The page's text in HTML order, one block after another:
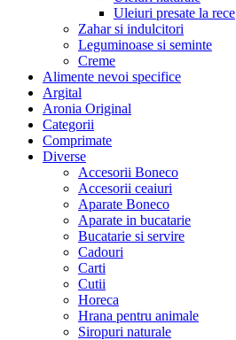
Uleiuri presate la rece
Zahar si indulcitori
Leguminoase si seminte
Creme
Alimente nevoi specifice
Argital
Aronia Original
Categorii
Comprimate
Diverse
Accesorii Boneco
Accesorii ceaiuri
Aparate Boneco
Aparate in bucatarie
Bucatarie si servire
Cadouri
Carti
Cutii
Horeca
Hrana pentru animale
Siropuri naturale